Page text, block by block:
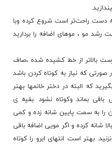
که دست راحت‌تر است شروع کرده وبا
رشد مو ، موهای اضافه را بردارید
بالاتر از خط کشیده شده ،صاف
که نیاز به کوتاه کردن باشد
که البته در دختر خانمها بهتر
بماند وکوتاه نشود .بقیه ی
را به سمت پایین شانه زده و کمی
شانه کرده و اگر مویی اضافه باقی
بهتر است انتهای ابرو را کوتاه